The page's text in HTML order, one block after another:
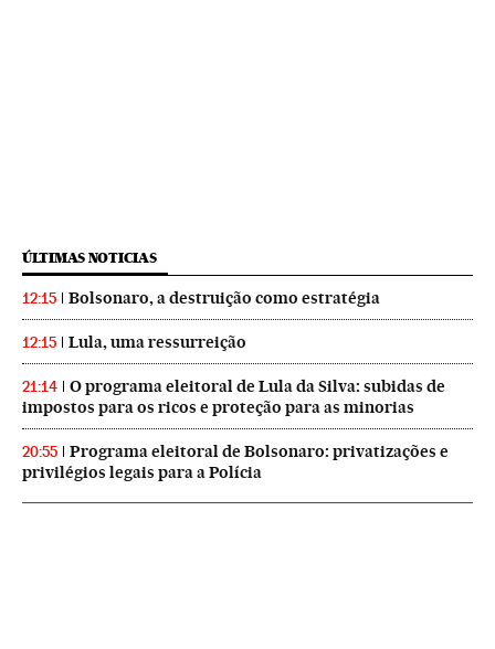
ÚLTIMAS NOTICIAS
12:15 Bolsonaro, a destruição como estratégia
12:15 Lula, uma ressurreição
21:14
O programa eleitoral de Lula da Silva: subidas de
impostos para os ricos e proteção para as minorias
20:55
Programa eleitoral de Bolsonaro: privatizações e
privilégios legais para a Polícia